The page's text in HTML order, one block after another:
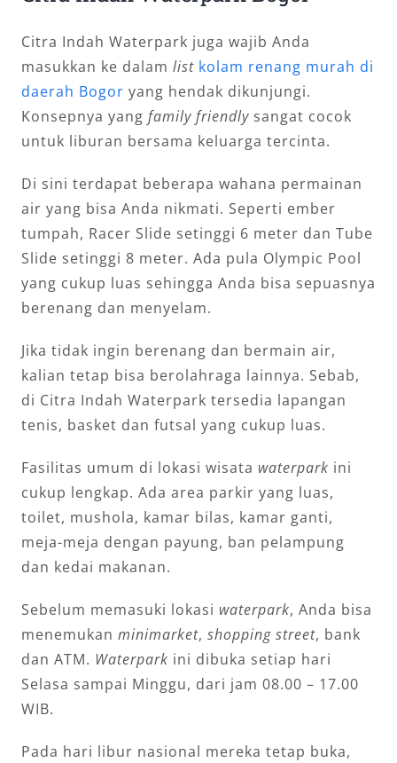
Citra Indah Waterpark juga wajib Anda
masukkan ke dalam list kolam renang murah di
daerah Bogor yang hendak dikunjungi.
Konsepnya yang family friendly sangat cocok
untuk liburan bersama keluarga tercinta.
Di sini terdapat beberapa wahana permainan
air yang bisa Anda nikmati. Seperti ember
tumpah, Racer Slide setinggi 6 meter dan Tube
Slide setinggi 8 meter. Ada pula Olympic Pool
yang cukup luas sehingga Anda bisa sepuasnya
berenang dan menyelam.
Jika tidak ingin berenang dan bermain air,
kalian tetap bisa berolahraga lainnya. Sebab,
di Citra Indah Waterpark tersedia lapangan
tenis, basket dan futsal yang cukup luas.
Fasilitas umum di lokasi wisata waterpark ini
cukup lengkap. Ada area parkir yang luas,
toilet, mushola, kamar bilas, kamar ganti,
meja-meja dengan payung, ban pelampung
dan kedai makanan.
Sebelum memasuki lokasi waterpark, Anda bisa
menemukan minimarket, shopping street, bank
dan ATM. Waterpark ini dibuka setiap hari
Selasa sampai Minggu, dari jam 08.00 – 17.00
WIB.
Pada hari libur nasional mereka tetap buka,